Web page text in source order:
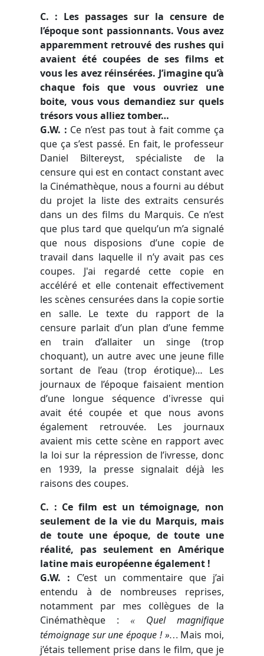
C. : Les passages sur la censure de
l’époque sont passionnants. Vous avez
apparemment retrouvé des rushesqui
avaient été coupées de ses films et
vous les avez réinsérées. J’imagine qu’à
chaque fois que vous ouvriez une
boite, vous vous demandiez sur quels
trésors vous alliez tomber…
G.W. : Ce n’est pas tout à fait comme ça
que ça s’est passé. En fait, le professeur
Daniel Biltereyst, spécialiste de la
censure qui est en contact constant avec
la Cinémathèque, nous a fourni au début
du projet la liste des extraits censurés
dans un des films du Marquis. Ce n’est
que plus tard que quelqu’un m’a signalé
que nous disposions d’une copie de
travail dans laquelle il n’y avait pas ces
coupes. J'ai regardé cette copie en
accéléré et elle contenait effectivement
les scènes censurées dans la copie sortie
en salle. Le texte du rapport de la
censure parlait d’un plan d’une femme
en train d’allaiter un singe (trop
choquant), un autre avec une jeune fille
sortant de l’eau (trop érotique)… Les
journaux de l’époque faisaient mention
d’une longue séquence d'ivresse qui
avait été coupée et que nous avons
également retrouvée. Les journaux
avaient mis cette scène en rapport avec
la loi sur la répression de l’ivresse, donc
en 1939, la presse signalait déjà les
raisons des coupes.
C. : Ce film est un témoignage, non
seulement de la vie du Marquis, mais
de toute une époque, de toute une
réalité, pas seulement en Amérique
latine mais européenne également !
G.W. : C’est un commentaire que j’ai
entendu à de nombreuses reprises,
notamment par mes collègues de la
Cinémathèque :
«
Quel magnifique
témoignage sur une époque ! »… Mais moi,
j’étais tellement prise dans le film, que je